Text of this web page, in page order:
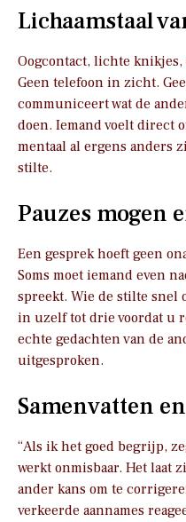
Lichaamstaal
Oogcontact, lichte
Geen telefoon in zicht.
communiceert wat de
doen. Iemand voelt direct
mentaal al ergens anders
stilte.
Pauzes mogen
Een gesprek hoeft geen
Soms moet iemand even
spreekt. Wie de stilte snel
in uzelf tot drie voordat u
echte gedachten van de
uitgesproken.
Samenvatten
“Als ik het goed begrijp,
werkt onmisbaar. Het laat
ander kans om te
verkeerde aannames